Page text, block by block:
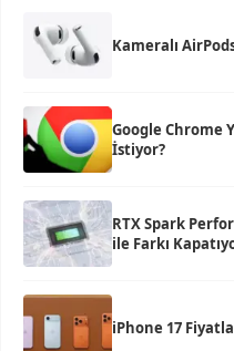
Kameralı
Google Chrome
İstiyor?
RTX Spark
ile Farkı
iPhone 17